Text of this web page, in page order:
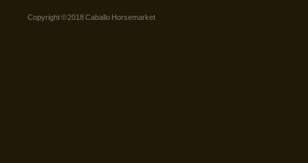
Copyright © 2018 Caballo Horsemarket